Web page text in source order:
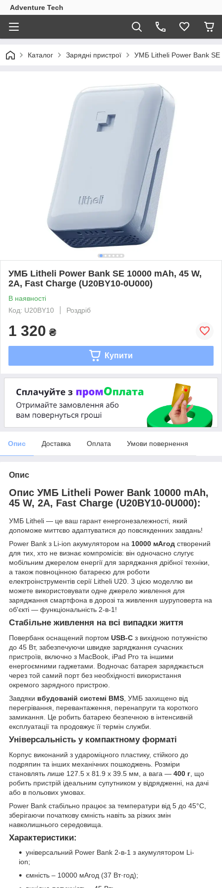
Adventure Tech
Каталог Зарядні пристрої УМБ Litheli Power Bank SE
УМБ Litheli Power Bank SE 10000 mAh, 45 W,
2А, Fast Charge (U20BY10-0U000)
В наявності
Код: U20BY10
Роздріб
1 320 ₴
Купити
Опис Доставка Оплата Умови повернення
Опис
Опис УМБ Litheli Power Bank 10000 mAh,
45 W, 2А, Fast Charge (U20BY10-0U000):
УМБ Litheli — це ваш гарант енергонезалежності, який
допоможе миттєво адаптуватися до повсякденних завдань!
Power Bank з Li-ion акумулятором на 10000 мАгод створений
для тих, хто не визнає компромісів: він одночасно слугує
мобільним джерелом енергії для заряджання дрібної техніки,
а також повноцінною батареєю для роботи
електроінструментів серії Litheli U20. З цією моделлю ви
можете використовувати одне джерело живлення для
заряджання смартфона в дорозі та живлення шуруповерта на
об'єкті — функціональність 2-в-1!
Стабільне живлення на всі випадки життя
Повербанк оснащений портом USB-C з вихідною потужністю
до 45 Вт, забезпечуючи швидке заряджання сучасних
пристроїв, включно з MacBook, iPad Pro та іншими
енергоємними гаджетами. Водночас батарея заряджається
через той самий порт без необхідності використання
окремого зарядного пристрою.
Завдяки вбудованій системі BMS , УМБ захищено від
перегрівання, перевантаження, перенапруги та короткого
замикання. Це робить батарею безпечною в інтенсивній
експлуатації та продовжує її термін служби.
Універсальність у компактному форматі
Корпус виконаний з удароміцного пластику, стійкого до
подряпин та інших механічних пошкоджень. Розміри
становлять лише 127.5 x 81.9 x 39.5 мм, а вага — 400 г , що
робить пристрій ідеальним супутником у відрядженні, на дачі
або в польових умовах.
Power Bank стабільно працює за температури від 5 до 45°C,
зберігаючи початкову ємність навіть за різких змін
навколишнього середовища.
Характеристики:
універсальний Power Bank 2-в-1 з акумулятором Li-
ion;
ємність – 10000 мАгод (37 Вт·год);